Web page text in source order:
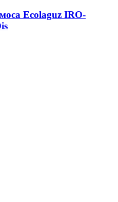
Ecolaguz IRO-